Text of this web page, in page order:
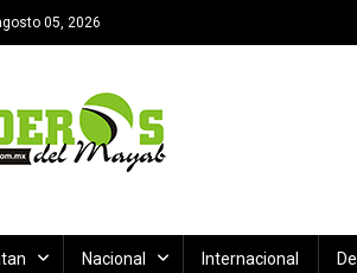
05, 2026
Nacional Internacional